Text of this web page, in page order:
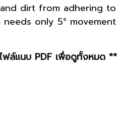
dirt from adhering
only 5°
ฟล์แนบ PDF เพื่อดูทั้งหมด **